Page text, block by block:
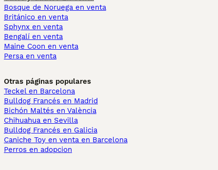
Bosque de Noruega en venta
Británico en venta
Sphynx en venta
Bengalí en venta
Maine Coon en venta
Persa en venta
Otras páginas populares
Teckel en Barcelona
Bulldog Francés en Madrid
Bichón Maltés en València
Chihuahua en Sevilla
Bulldog Francés en Galicia
Caniche Toy en venta en Barcelona
Perros en adopcion